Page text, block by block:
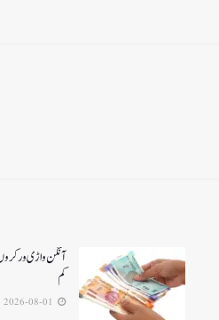
آنگن واڑی ورکروں
کم